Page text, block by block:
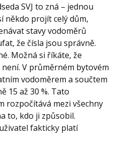
SVJ to zná – jednou
někdo projít celý dům,
stavy vodoměrů
že čísla jsou správně.
Možná si říkáte, že
V průměrném bytovém
vodoměrem a součtem
15 až 30 %. Tato
rozpočítává mezi všechny
to, kdo ji způsobil.
fakticky platí